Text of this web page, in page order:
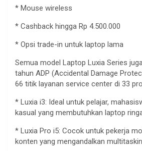
* Mouse wireless
* Cashback hingga Rp 4.500.000
* Opsi trade-in untuk laptop lama
Semua model Laptop Luxia Series
tahun ADP (Accidental Damage
66 titik layanan service center di 33
* Luxia i3: Ideal untuk pelajar,
kasual yang membutuhkan laptop
* Luxia Pro i5: Cocok untuk pekerja
konten yang mengandalkan